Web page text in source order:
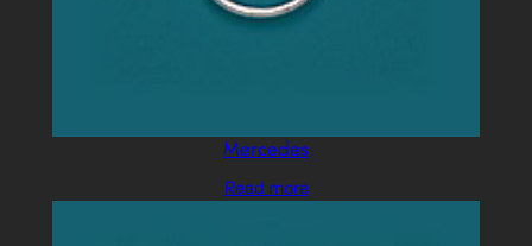
Mercedes
Read more